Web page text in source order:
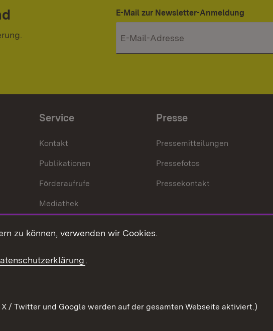
E-Mail zur Newsletter-Anmeldung
Service
Kontakt
Publikationen
Förderaufrufe
Mediathek
Presse
Pressemitteilungen
Pressefotos
Pressekontakt
zu können, verwenden wir Cookies.
.
/ Twitter und Google werden auf der gesamten Webseite aktiviert.)